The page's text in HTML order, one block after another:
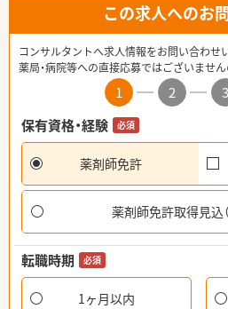
この求人へのお
コンサルタントへ求人情報をお問い合わせ
薬局・病院等への直接応募ではございません
1 2 3
保有資格・経験
必須
薬剤師免許
薬剤師免許取得見込
転職時期 必須
1ヶ月以内